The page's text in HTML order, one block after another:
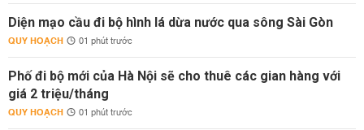
Diện mạo cầu đi bộ hình lá dừa nước qua sông Sài Gòn
QUY HOẠCH 01 phút trước
Phố đi bộ mới của Hà Nội sẽ cho thuê các gian hàng với
giá 2 triệu/tháng
QUY HOẠCH 01 phút trước